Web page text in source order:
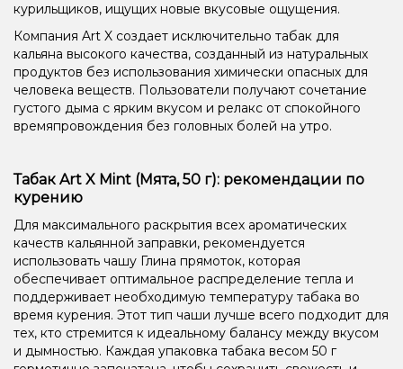
курильщиков, ищущих новые вкусовые ощущения.
Компания Art X создает исключительно табак для
кальяна высокого качества, созданный из натуральных
продуктов без использования химически опасных для
человека веществ. Пользователи получают сочетание
густого дыма с ярким вкусом и релакс от спокойного
времяпровождения без головных болей на утро.
Табак Art X Mint (Мята, 50 г): рекомендации по
курению
Для максимального раскрытия всех ароматических
качеств кальянной заправки, рекомендуется
использовать чашу Глина прямоток, которая
обеспечивает оптимальное распределение тепла и
поддерживает необходимую температуру табака во
время курения. Этот тип чаши лучше всего подходит для
тех, кто стремится к идеальному балансу между вкусом
и дымностью. Каждая упаковка табака весом 50 г